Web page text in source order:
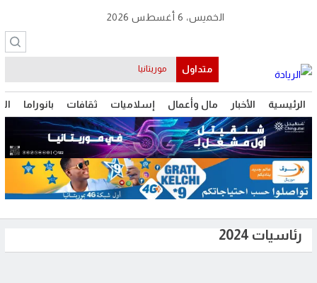
الرئيسية الأخبار مال وأعمال إسلاميات ثقافات بانوراما
الخميس، 6 أغسطس 2026
متداول موريتانيا
رئاسيات 2024